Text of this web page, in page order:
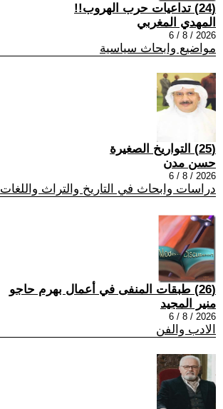
(24) تداعيات حرب الهروب!!
المهدي المغربي
2026 / 8 / 6
مواضيع وابحاث سياسية
(25) التواريخ الصغيرة
حسن مدن
2026 / 8 / 6
دراسات وابحاث في التاريخ والتراث واللغات
(26) طبقات المنفى في أعمال بهرم حاجو
منير المجيد
2026 / 8 / 6
الادب والفن